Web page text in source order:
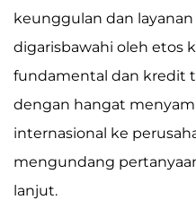
keunggulan dan
digarisbawahi oleh etos
fundamental dan kredit
dengan hangat
internasional ke
mengundang
lanjut.